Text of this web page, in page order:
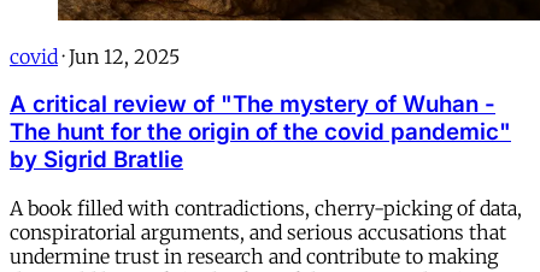
covid · Jun 12, 2025
A critical review of "The mystery of Wuhan -
The hunt for the origin of the covid pandemic"
by Sigrid Bratlie
A book filled with contradictions, cherry-picking of data,
conspiratorial arguments, and serious accusations that
undermine trust in research and contribute to making